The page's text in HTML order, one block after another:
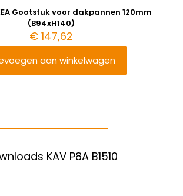
Gootstuk voor dakpannen 120mm
(B94xH140)
€ 147,62
aan winkelwagen
KAV P8A B1510